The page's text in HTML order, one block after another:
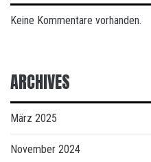
Keine Kommentare vorhanden.
ARCHIVES
März 2025
November 2024